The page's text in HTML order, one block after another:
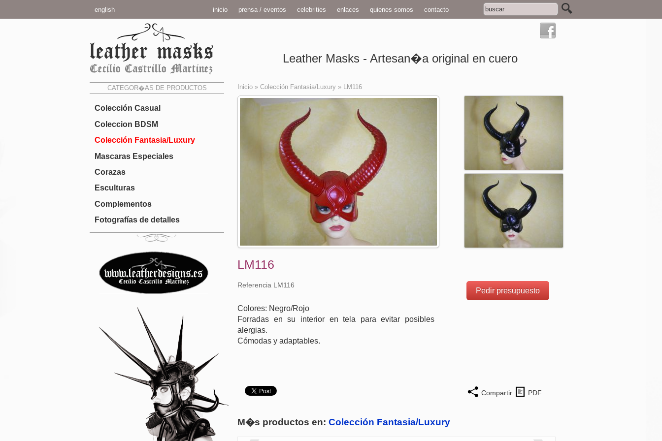
english inicio prensa / eventos celebrities enlaces quienes somos contacto
Leather Masks - Artesan�a original en cuero
CATEGOR�AS DE PRODUCTOS
Colección Casual
Coleccion BDSM
Colección Fantasia/Luxury
Mascaras Especiales
Corazas
Esculturas
Complementos
Fotografías de detalles
Inicio » Colección Fantasia/Luxury » LM116
LM116
Referencia LM116
Colores: Negro/Rojo
Forradas en su interior en tela para evitar posibles
alergias.
Cómodas y adaptables.
Pedir presupuesto
Compartir PDF
M�s productos en: Colección Fantasia/Luxury